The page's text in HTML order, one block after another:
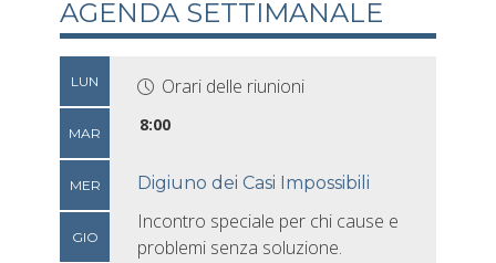
AGENDA SETTIMANALE
LUN
MAR
MER
GIO
Orari delle riunioni
8:00
Digiuno dei Casi Impossibili
Incontro speciale per chi cause e
problemi senza soluzione.